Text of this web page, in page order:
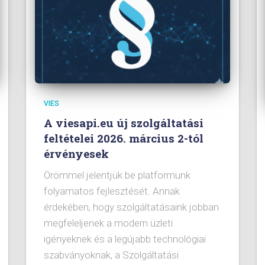
VIES
A viesapi.eu új szolgáltatási
feltételei 2026. március 2-tól
érvényesek
Örömmel jelentjük be platformunk
folyamatos fejlesztését. Annak
érdekében, hogy szolgáltatásaink jobban
megfeleljenek a modern üzleti
igényeknek és a legújabb technológiai
szabványoknak, a Szolgáltatási